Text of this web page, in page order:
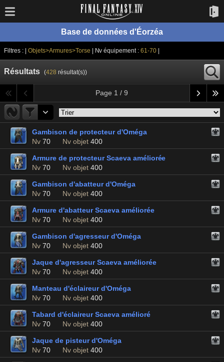
Base de données d'Éorzéa
Filtres : | Objets>Armures>Torse | Nv équipement :61-70
Résultats (428 résultat(s))
Page 1 / 9
Gambison de protecteur d'Oméga
Nv 70 Nv objet 400
Armure de protecteur Scaeva améliorée
Nv 70 Nv objet 400
Gambison d'abatteur d'Oméga
Nv 70 Nv objet 400
Armure d'abatteur Scaeva améliorée
Nv 70 Nv objet 400
Gambison d'agresseur d'Oméga
Nv 70 Nv objet 400
Jaque d'agresseur Scaeva améliorée
Nv 70 Nv objet 400
Manteau d'éclaireur d'Oméga
Nv 70 Nv objet 400
Tabard d'éclaireur Scaeva amélioré
Nv 70 Nv objet 400
Jaque de pisteur d'Oméga
Nv 70 Nv objet 400